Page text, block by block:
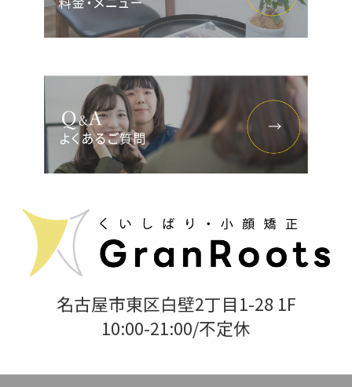
名古屋市東区白壁2丁目1-28 1F
10:00-21:00/不定休